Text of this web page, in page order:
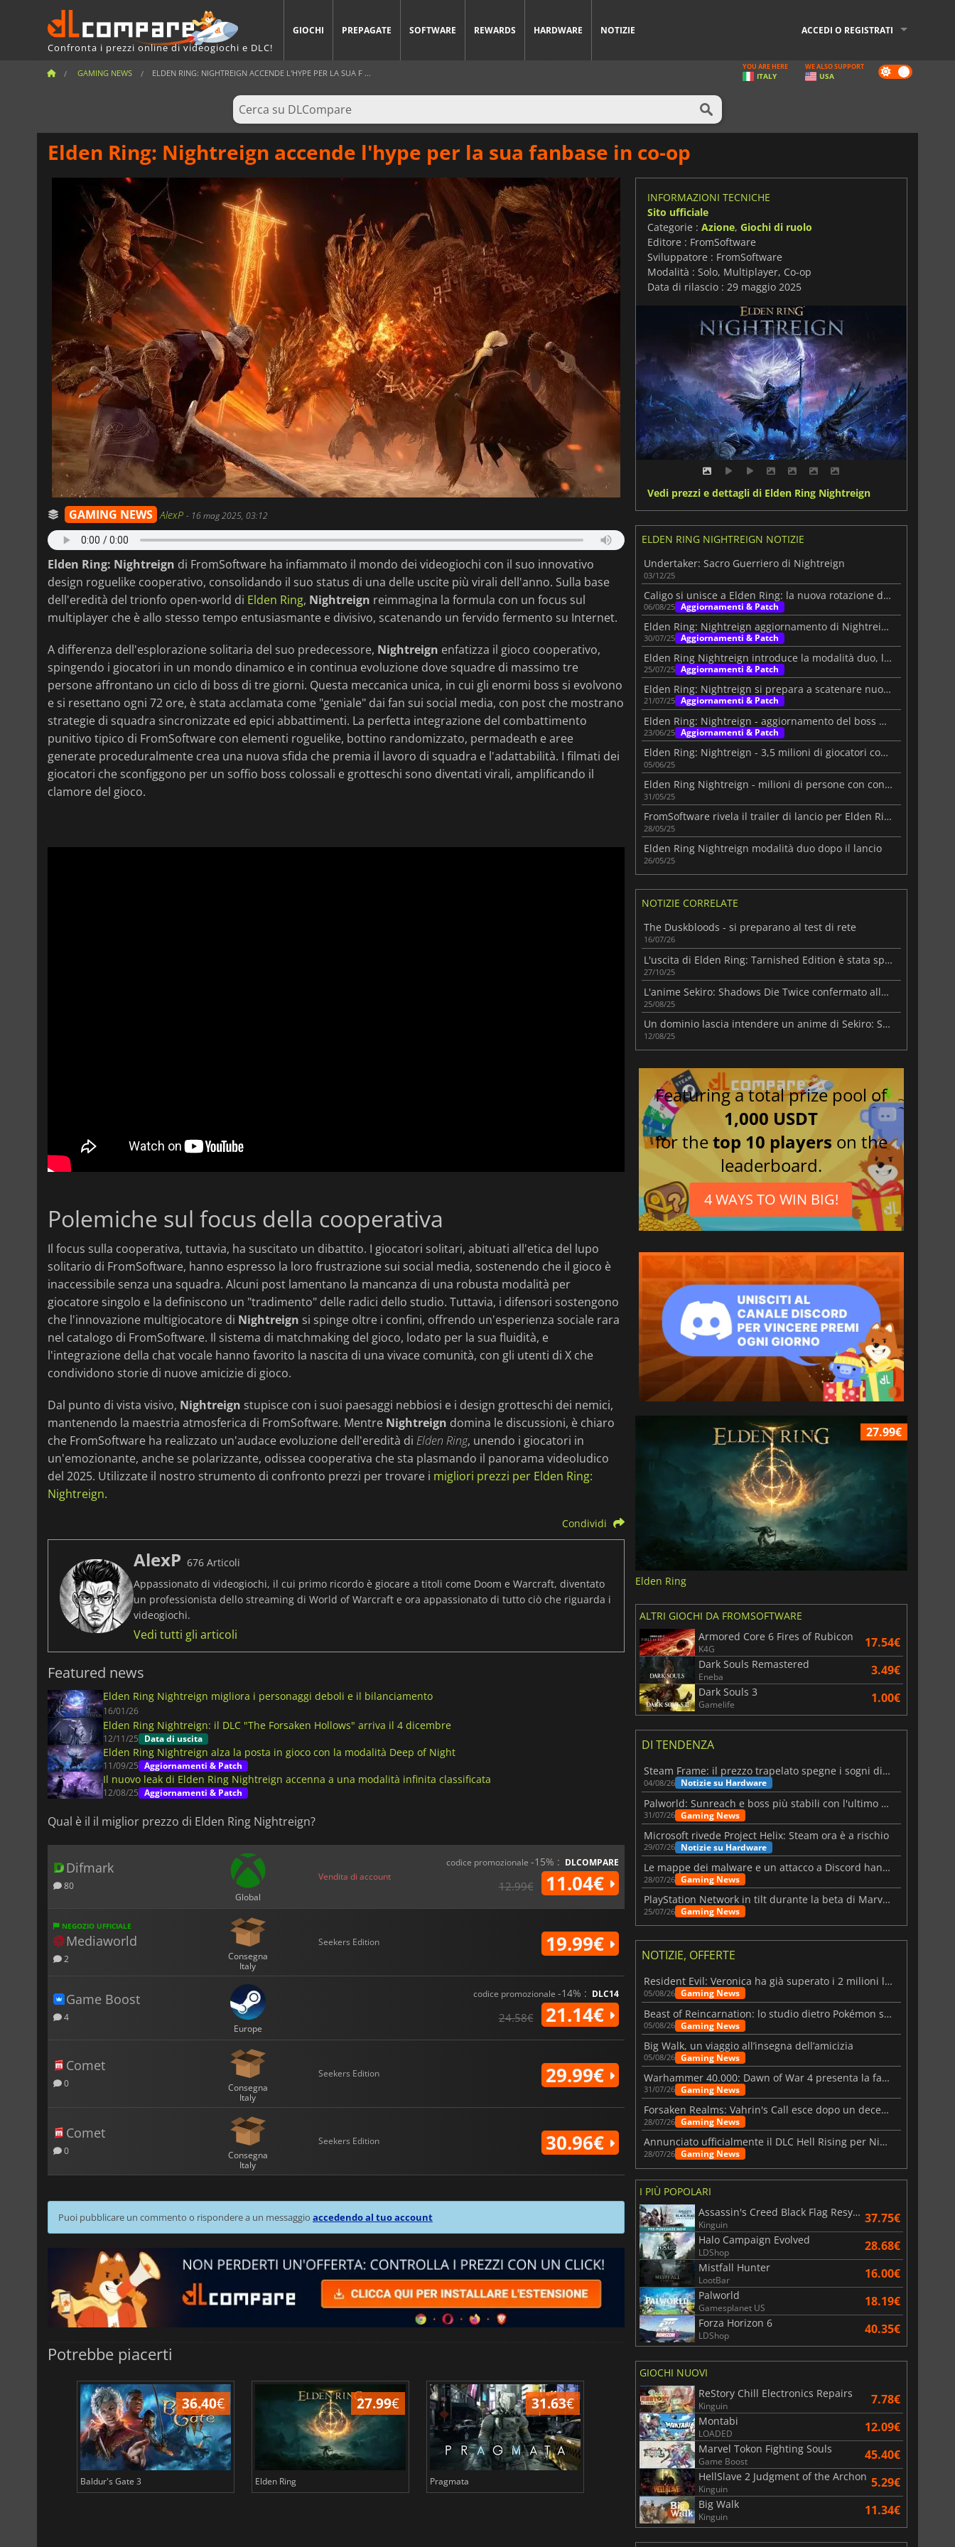
Confronta i prezzi online di videogiochi e DLC!
GIOCHI PREPAGATE SOFTWARE REWARDS HARDWARE NOTIZIE ACCEDI O REGISTRATI
GAMING NEWS ELDEN RING: NIGHTREIGN ACCENDE L'HYPE PER LA SUA F ... Dark
mode
YOU ARE HERE
ITALY
WE ALSO SUPPORT
USA
Elden Ring: Nightreign accende l'hype per la sua fanbase in co-op
GAMING NEWS AlexP - 16 mag 2025, 03:12
Elden Ring: Nightreign di FromSoftware ha infiammato il mondo dei videogiochi con il suo innovativo
design roguelike cooperativo, consolidando il suo status di una delle uscite più virali dell'anno. Sulla base
dell'eredità del trionfo open-world di Elden Ring, Nightreign reimmagina la formula con un focus sul
multiplayer che è allo stesso tempo entusiasmante e divisivo, scatenando un fervido fermento su Internet.
A differenza dell'esplorazione solitaria del suo predecessore, Nightreign enfatizza il gioco cooperativo,
spingendo i giocatori in un mondo dinamico e in continua evoluzione dove squadre di massimo tre
persone affrontano un ciclo di boss di tre giorni. Questa meccanica unica, in cui gli enormi boss si evolvono
e si resettano ogni 72 ore, è stata acclamata come "geniale" dai fan sui social media, con post che mostrano
strategie di squadra sincronizzate ed epici abbattimenti. La perfetta integrazione del combattimento
punitivo tipico di FromSoftware con elementi roguelike, bottino randomizzato, permadeath e aree
generate proceduralmente crea una nuova sfida che premia il lavoro di squadra e l'adattabilità. I filmati dei
giocatori che sconfiggono per un soffio boss colossali e grotteschi sono diventati virali, amplificando il
clamore del gioco.
Polemiche sul focus della cooperativa
Il focus sulla cooperativa, tuttavia, ha suscitato un dibattito. I giocatori solitari, abituati all'etica del lupo
solitario di FromSoftware, hanno espresso la loro frustrazione sui social media, sostenendo che il gioco è
inaccessibile senza una squadra. Alcuni post lamentano la mancanza di una robusta modalità per
giocatore singolo e la definiscono un "tradimento" delle radici dello studio. Tuttavia, i difensori sostengono
che l'innovazione multigiocatore di Nightreign si spinge oltre i confini, offrendo un'esperienza sociale rara
nel catalogo di FromSoftware. Il sistema di matchmaking del gioco, lodato per la sua fluidità, e
l'integrazione della chat vocale hanno favorito la nascita di una vivace comunità, con gli utenti di X che
condividono storie di nuove amicizie di gioco.
Dal punto di vista visivo, Nightreign stupisce con i suoi paesaggi nebbiosi e i design grotteschi dei nemici,
mantenendo la maestria atmosferica di FromSoftware. Mentre Nightreign domina le discussioni, è chiaro
che FromSoftware ha realizzato un'audace evoluzione dell'eredità di Elden Ring, unendo i giocatori in
un'emozionante, anche se polarizzante, odissea cooperativa che sta plasmando il panorama videoludico
del 2025. Utilizzate il nostro strumento di confronto prezzi per trovare i migliori prezzi per Elden Ring:
Nightreign.
Condividi
AlexP 676 Articoli
Appassionato di videogiochi, il cui primo ricordo è giocare a titoli come Doom e Warcraft, diventato
un professionista dello streaming di World of Warcraft e ora appassionato di tutto ciò che riguarda i
videogiochi.
Vedi tutti gli articoli
Featured news
Elden Ring Nightreign migliora i personaggi deboli e il bilanciamento
16/01/26
Elden Ring Nightreign: il DLC "The Forsaken Hollows" arriva il 4 dicembre
12/11/25 Data di uscita
Elden Ring Nightreign alza la posta in gioco con la modalità Deep of Night
11/09/25 Aggiornamenti & Patch
Il nuovo leak di Elden Ring Nightreign accenna a una modalità infinita classificata
12/08/25 Aggiornamenti & Patch
Qual è il il miglior prezzo di Elden Ring Nightreign?
Difmark
80
Global
Vendita di account
codice promozionale -15% : DLCOMPARE
12.99€ 11.04€
NEGOZIO UFFICIALE
Mediaworld
2
Consegna
Italy
Seekers Edition 19.99€
Game Boost
4
Europe
codice promozionale -14% : DLC14
24.58€ 21.14€
Comet
0
Consegna
Italy
Seekers Edition 29.99€
Comet
0
Consegna
Italy
Seekers Edition 30.96€
Puoi pubblicare un commento o rispondere a un messaggio accedendo al tuo account
Potrebbe piacerti
36.40€
Baldur's Gate 3
27.99€
Elden Ring
31.63€
Pragmata
6.77€
Total War WARHAMMER 3
15.48
Lies Of P
INFORMAZIONI TECNICHE
Sito ufficiale
Categorie : Azione, Giochi di ruolo
Editore : FromSoftware
Sviluppatore : FromSoftware
Modalità : Solo, Multiplayer, Co-op
Data di rilascio : 29 maggio 2025
Vedi prezzi e dettagli di Elden Ring Nightreign
ELDEN RING NIGHTREIGN NOTIZIE
Undertaker: Sacro Guerriero di Nightreign
03/12/25
Caligo si unisce a Elden Ring: la nuova rotazione dei boss di Nightreign
06/08/25 Aggiornamenti & Patch
Elden Ring: Nightreign aggiornamento di Nightreign posticipato
30/07/25 Aggiornamenti & Patch
Elden Ring Nightreign introduce la modalità duo, lancio il 30 luglio
25/07/25 Aggiornamenti & Patch
Elden Ring: Nightreign si prepara a scatenare nuovi boss il 31 luglio
21/07/25 Aggiornamenti & Patch
Elden Ring: Nightreign - aggiornamento del boss porta tanti giocatori
23/06/25 Aggiornamenti & Patch
Elden Ring: Nightreign - 3,5 milioni di giocatori con un grande reveal
05/06/25
Elden Ring Nightreign - milioni di persone con contrastanti opinioni
31/05/25
FromSoftware rivela il trailer di lancio per Elden Ring Nightreign
28/05/25
Elden Ring Nightreign modalità duo dopo il lancio
26/05/25
NOTIZIE CORRELATE
The Duskbloods - si preparano al test di rete
16/07/26
L'uscita di Elden Ring: Tarnished Edition è stata spostata al 2026
27/10/25
L'anime Sekiro: Shadows Die Twice confermato alla Gamescom
25/08/25
Un dominio lascia intendere un anime di Sekiro: Shadows Die Twice
12/08/25
Featuring a total prize pool of
1,000 USDT
for thetop 10 players on the
leaderboard.
4 WAYS TO WIN BIG!
27.99€
Elden Ring
ALTRI GIOCHI DA FROMSOFTWARE
Armored Core 6 Fires of Rubicon
K4G 17.54€
Dark Souls Remastered
Eneba 3.49€
Dark Souls 3
Gamelife 1.00€
DI TENDENZA
Steam Frame: il prezzo trapelato spegne i sogni di un VR economico
04/08/26 Notizie su Hardware
Palworld: Sunreach e boss più stabili con l'ultimo update
31/07/26 Gaming News
Microsoft rivede Project Helix: Steam ora è a rischio
29/07/26 Notizie su Hardware
Le mappe dei malware e un attacco a Discord hanno colpito Meccha Chameleon
28/07/26 Gaming News
PlayStation Network in tilt durante la beta di Marvel Tōkon
25/07/26 Gaming News
NOTIZIE, OFFERTE
Resident Evil: Veronica ha già superato i 2 milioni liste dei desideri
05/08/26 Gaming News
Beast of Reincarnation: lo studio dietro Pokémon su una nuova strada
05/08/26 Gaming News
Big Walk, un viaggio all’insegna dell’amicizia
05/08/26 Gaming News
Warhammer 40.000: Dawn of War 4 presenta la fazione dei Necron
31/07/26 Gaming News
Forsaken Realms: Vahrin's Call esce dopo un decennio di sviluppo
28/07/26 Gaming News
Annunciato ufficialmente il DLC Hell Rising per Nioh 3
28/07/26 Gaming News
I PIÙ POPOLARI
Assassin's Creed Black Flag Resynced
Kinguin 37.75€
Halo Campaign Evolved
LDShop 28.68€
Mistfall Hunter
LootBar 16.00€
Palworld
Gamesplanet US 18.19€
Forza Horizon 6
LDShop 40.35€
GIOCHI NUOVI
ReStory Chill Electronics Repairs
Kinguin 7.78€
Montabi
LOADED 12.09€
Marvel Tokon Fighting Souls
Game Boost 45.40€
HellSlave 2 Judgment of the Archon
Kinguin 5.29€
Big Walk
Kinguin 11.34€